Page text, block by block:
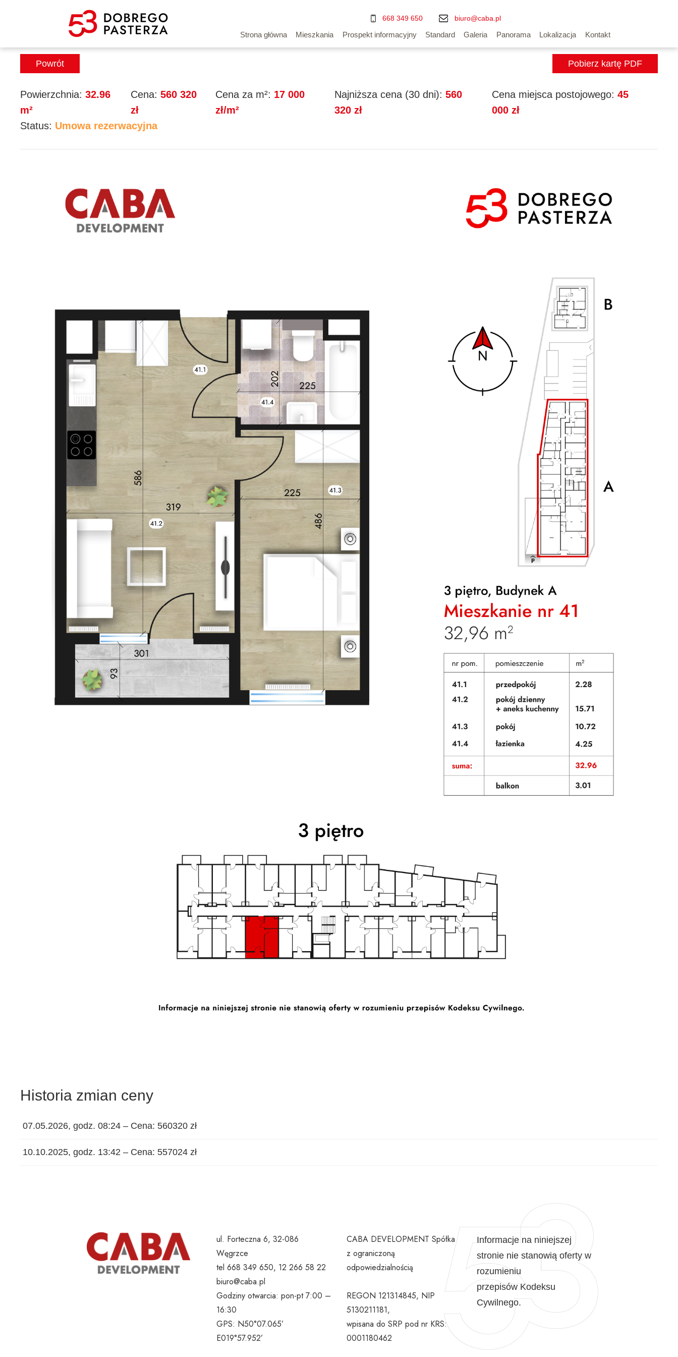
668 349 650 biuro@caba.pl
Kontakt
Lokalizacja
Panorama
Galeria
Standard
Prospekt informacyjny
Mieszkania
Strona główna
Mieszkanie 41
Wyszukiwarka mieszkań
Powrót Pobierz kartę PDF
Powierzchnia: 32.96
m²
Cena: 560 320
zł
Cena za m²: 17 000
zł/m²
Najniższa cena (30 dni): 560
320 zł
Cena miejsca postojowego: 45
000 zł
Status: Umowa rezerwacyjna
Historia zmian ceny
07.05.2026, godz. 08:24 – Cena: 560320 zł
10.10.2025, godz. 13:42 – Cena: 557024 zł
ul. Forteczna 6, 32-086
Węgrzce
tel 668 349 650, 12 266 58 22
biuro@caba.pl
Godziny otwarcia: pon-pt 7:00 –
16:30
GPS: N50°07.065’
E019°57.952’
CABA DEVELOPMENT Spółka
z ograniczoną
odpowiedzialnością
REGON 121314845, NIP
5130211181,
wpisana do SRP pod nr KRS:
0001180462
Informacje na niniejszej
stronie nie stanowią oferty w
rozumieniu
przepisów Kodeksu
Cywilnego.